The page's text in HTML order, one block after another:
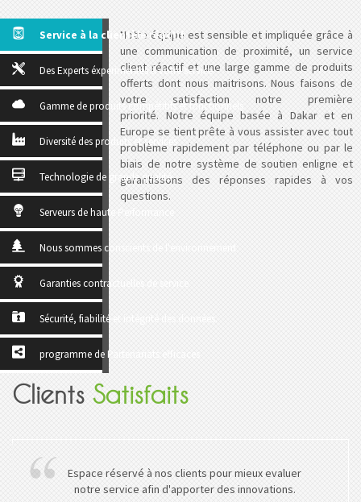
Service à la clientèle réactif (active tab)
Des Experts éxperimentès à votre service
Gamme de produits compétitifs et fonctionnels
Diversité des produits et services
Technologie de grande qualité
Serveurs de haute Performance
Nous sommes conscients de l'environnement
Garanties contractuelles de service
Sécurité, fiabilité et intégrité des données.
programme de Partenariats efficaces
Notre équipe est sensible et impliquée grâce à
une communication de proximité, un service
client réactif et une large gamme de produits
offerts dont nous maitrisons. Nous faisons de
votre satisfaction notre première
priorité. Notre équipe basée à Dakar et en
Europe se tient prête à vous assister avec tout
problème rapidement par téléphone ou par le
biais de notre système de soutien enligne et
garantissons des réponses rapides à vos
questions.
Clients Satisfaits
Espace réservé à nos clients pour mieux evaluer
notre service afin d'apporter des innovations.